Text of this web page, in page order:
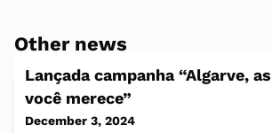
Other news
Lançada campanha “Algarve,
você merece”
December 3, 2024